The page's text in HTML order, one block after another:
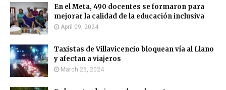
En el Meta, 490 docentes se formaron para
mejorar la calidad de la educación inclusiva
April 09, 2024
Taxistas de Villavicencio bloquean vía al Llano
y afectan a viajeros
March 25, 2024